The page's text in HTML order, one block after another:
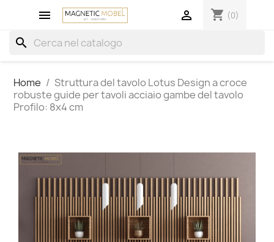
 shopping_cart (0)

search
Home
Struttura del tavolo Lotus Design a croce
robuste guide per tavoli acciaio gambe del tavolo
Profilo: 8x4 cm